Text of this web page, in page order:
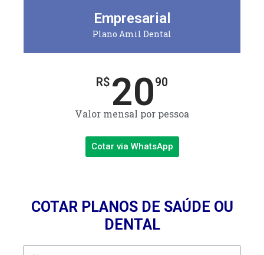
Empresarial
Plano Amil Dental
R$ 2090
Valor mensal por pessoa
Cotar via WhatsApp
COTAR PLANOS DE SAÚDE OU
DENTAL